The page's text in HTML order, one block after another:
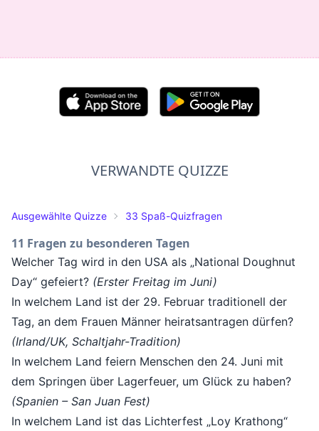
VERWANDTE QUIZZE
Ausgewählte Quizze 33 Spaß-Quizfragen
11 Fragen zu besonderen Tagen
Welcher Tag wird in den USA als „National Doughnut
Day“ gefeiert? (Erster Freitag im Juni)
In welchem Land ist der 29. Februar traditionell der
Tag, an dem Frauen Männer heiratsantragen dürfen?
(Irland/UK, Schaltjahr-Tradition)
In welchem Land feiern Menschen den 24. Juni mit
dem Springen über Lagerfeuer, um Glück zu haben?
(Spanien – San Juan Fest)
In welchem Land ist das Lichterfest „Loy Krathong“